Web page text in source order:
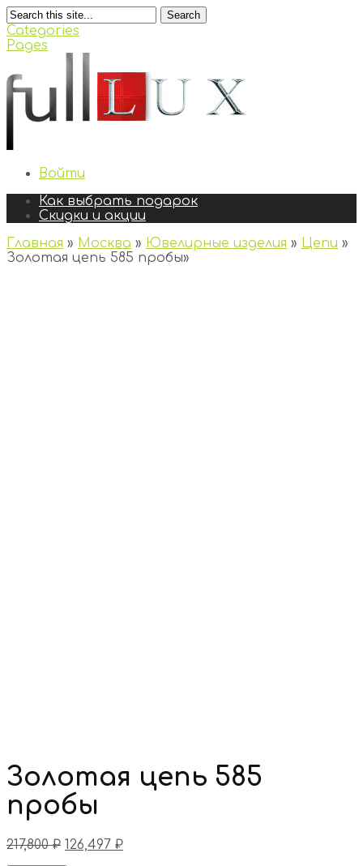
Search
Categories
Pages
Войти
Как выбрать подарок
Скидки и акции
Главная » Москва » Ювелирные изделия » Цепи »
Золотая цепь 585 пробы»
Золотая цепь 585
пробы
217,800₽ 126,497 ₽